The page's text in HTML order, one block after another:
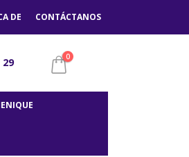
DE CONTÁCTANOS
29 0